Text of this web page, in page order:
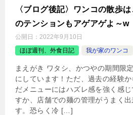
〈ブログ後記〉ワンコの散歩
のテンションもアゲアゲよ～w
公開日： 2022年9月10日
ほぼ週刊、外食日記
我が家のワンコ
まえがき ワタシ、かつやの期間限
にしています！ただ、過去の経験
だメニューにはハズレ感を強く感
すか、店舗での麺の管理がうまく
す。恐らく冷 […]